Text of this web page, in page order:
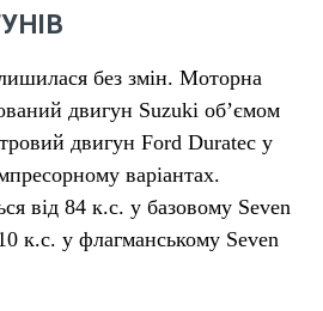
без змін. Моторна
двигун Suzuki об’ємом
двигун Ford Duratec у
варіантах.
від 84 к.с. у базовому Seven
к.с. у флагманському Seven